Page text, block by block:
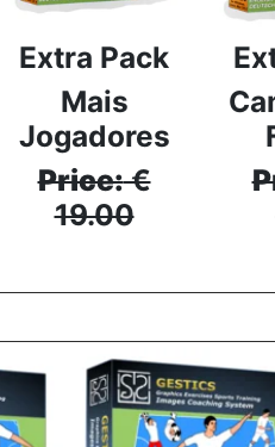
Extra Pack
Mais
Jogadores
Price:€
19.00